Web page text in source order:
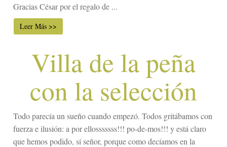
Gracias César por el regalo de ...
Leer Más >>
Villa de la peña
con la selección
Todo parecía un sueño cuando empezó. Todos gritábamos con
fuerza e ilusión: a por ellosssssss!!! po-de-mos!!! y está claro
que hemos podido, sí señor, porque como decíamos en la